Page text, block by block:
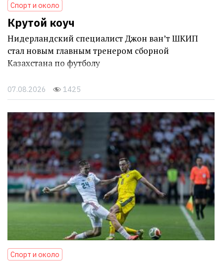
Спорт и около
Крутой коуч
Нидерландский специалист Джон ван’т ШКИП
стал новым главным тренером сборной
Казахстана по футболу
07.08.2026 1425
Спорт и около